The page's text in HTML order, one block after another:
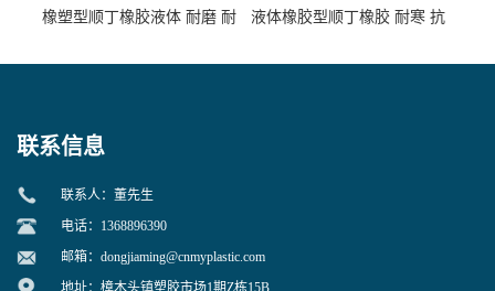
橡塑型顺丁橡胶液体 耐磨 耐
液体橡胶型顺丁橡胶 耐寒 抗
联系信息
联系人：董先生
电话：1368896390
邮箱： dongjiaming@cnmyplastic.com
地址：樟木头镇塑胶市场1期Z栋15B